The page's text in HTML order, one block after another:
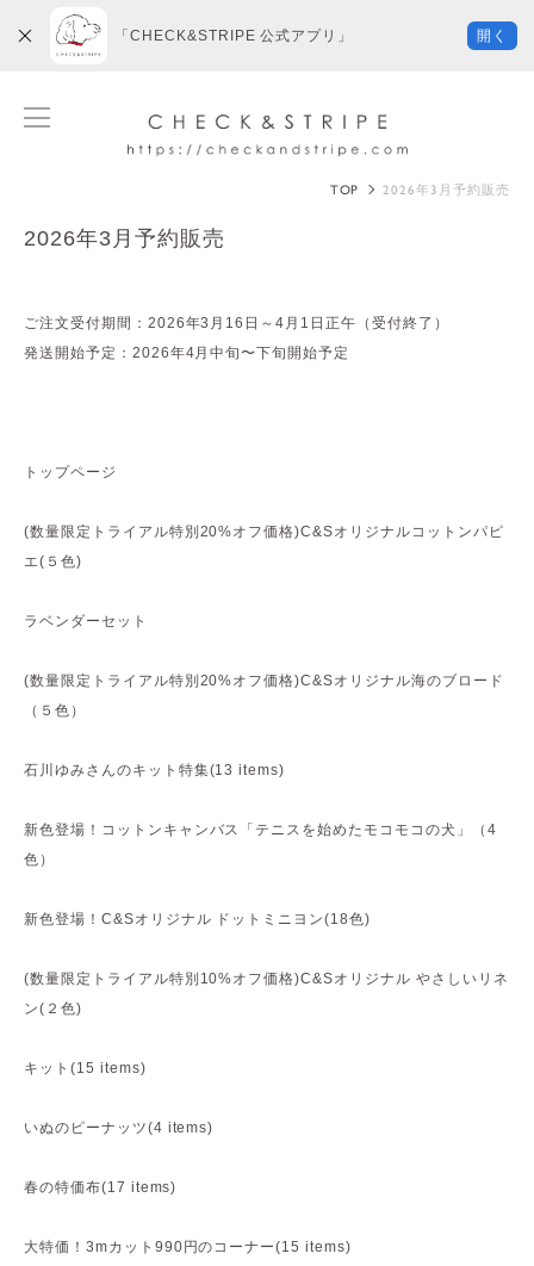
TOP 2026年3月予約販売
2026年3月予約販売
ご注文受付期間：2026年3月16日～4月1日正午（受付終了）
発送開始予定：2026年4月中旬〜下旬開始予定
トップページ
(数量限定トライアル特別20%オフ価格)C&Sオリジナルコットンパピ
エ(５色)
ラベンダーセット
(数量限定トライアル特別20%オフ価格)C&Sオリジナル海のブロード
（５色）
石川ゆみさんのキット特集(13 items)
新色登場！コットンキャンバス「テニスを始めたモコモコの犬」（4
色）
新色登場！C&Sオリジナル ドットミニヨン(18色)
(数量限定トライアル特別10%オフ価格)C&Sオリジナル やさしいリネ
ン(２色)
キット(15 items)
いぬのピーナッツ(4 items)
春の特価布(17 items)
大特価！3mカット990円のコーナー(15 items)
「CHECK&STRIPE 公式アプリ」 開く